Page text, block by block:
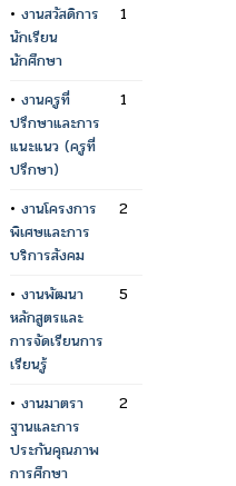
• งานสวัสดิการ
นักเรียน
นักศึกษา
1
• งานครูที่
ปรึกษาและการ
แนะแนว (ครูที่
ปรึกษา)
1
• งานโครงการ
พิเศษและการ
บริการสังคม
2
• งานพัฒนา
หลักสูตรและ
การจัดเรียนการ
เรียนรู้
5
• งานมาตรา
ฐานและการ
ประกันคุณภาพ
การศึกษา
2